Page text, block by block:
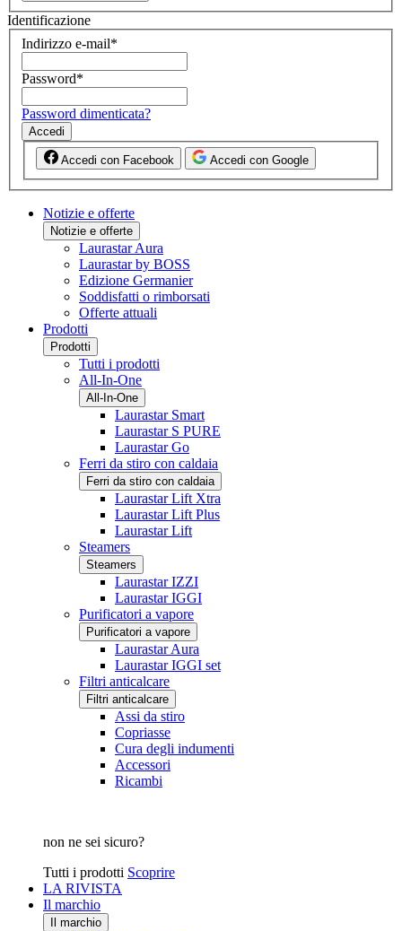
Identificazione
Indirizzo e-mail*
Password*
Password dimenticata?
Accedi
Accedi con Facebook Accedi con Google
Notizie e offerte
Notizie e offerte
Laurastar Aura
Laurastar by BOSS
Edizione Germanier
Soddisfatti o rimborsati
Offerte attuali
Prodotti
Prodotti
Tutti i prodotti
All-In-One
All-In-One
Laurastar Smart
Laurastar S PURE
Laurastar Go
Ferri da stiro con caldaia
Ferri da stiro con caldaia
Laurastar Lift Xtra
Laurastar Lift Plus
Laurastar Lift
Steamers
Steamers
Laurastar IZZI
Laurastar IGGI
Purificatori a vapore
Purificatori a vapore
Laurastar Aura
Laurastar IGGI set
Filtri anticalcare
Filtri anticalcare
Assi da stiro
Copriasse
Cura degli indumenti
Accessori
Ricambi
non ne sei sicuro?
Tutti i prodotti Scoprire
LA RIVISTA
Il marchio
Il marchio